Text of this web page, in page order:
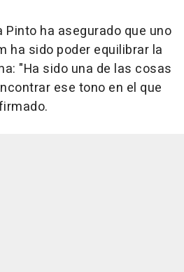
ha asegurado que uno
ha sido poder equilibrar la
"Ha sido una de las cosas
ese tono en el que